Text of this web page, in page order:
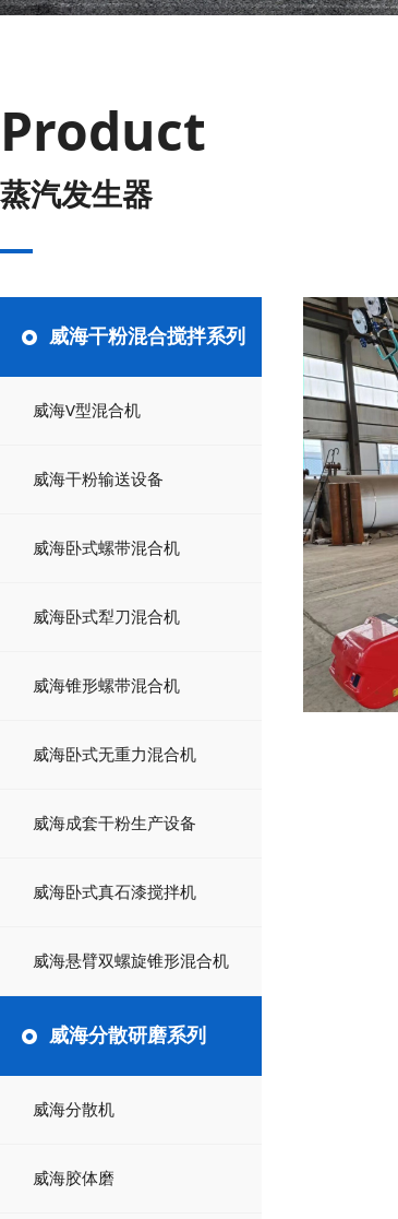
Product
蒸汽发生器
威海干粉混合搅拌系列
威海V型混合机
威海干粉输送设备
威海卧式螺带混合机
威海卧式犁刀混合机
威海锥形螺带混合机
威海卧式无重力混合机
威海成套干粉生产设备
威海卧式真石漆搅拌机
威海悬臂双螺旋锥形混合机
威海分散研磨系列
威海分散机
威海胶体磨